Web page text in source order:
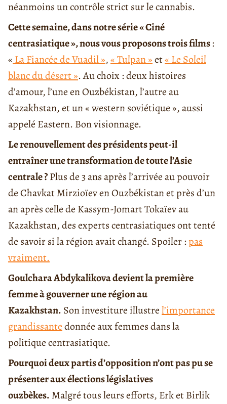
néanmoins un contrôle strict sur le cannabis.
Cette semaine, dans notre série « Ciné
centrasiatique », nous vous proposons trois films:
« La Fiancée de Vuadil »,« Tulpan »et« Le Soleil
blanc du désert ». Au choix : deux histoires
d’amour, l’une en Ouzbékistan, l’autre au
Kazakhstan, et un « western soviétique », aussi
appelé Eastern. Bon visionnage.
Le renouvellement des présidents peut-il
entraîner une transformation de toute l’Asie
centrale ?Plus de 3 ans après l’arrivée au pouvoir
de Chavkat Mirzioïev en Ouzbékistan et près d’un
an après celle de Kassym-Jomart Tokaïev au
Kazakhstan, des experts centrasiatiques ont tenté
de savoir si la région avait changé. Spoiler :pas
vraiment.
Goulchara Abdykalikova devient la première
femme à gouverner une région au
Kazakhstan. Son investiture illustrel’importance
grandissantedonnée aux femmes dans la
politique centrasiatique.
Pourquoi deux partis d’opposition n’ont pas pu se
présenter aux élections législatives
ouzbèkes. Malgré tous leurs efforts, Erk et Birlik